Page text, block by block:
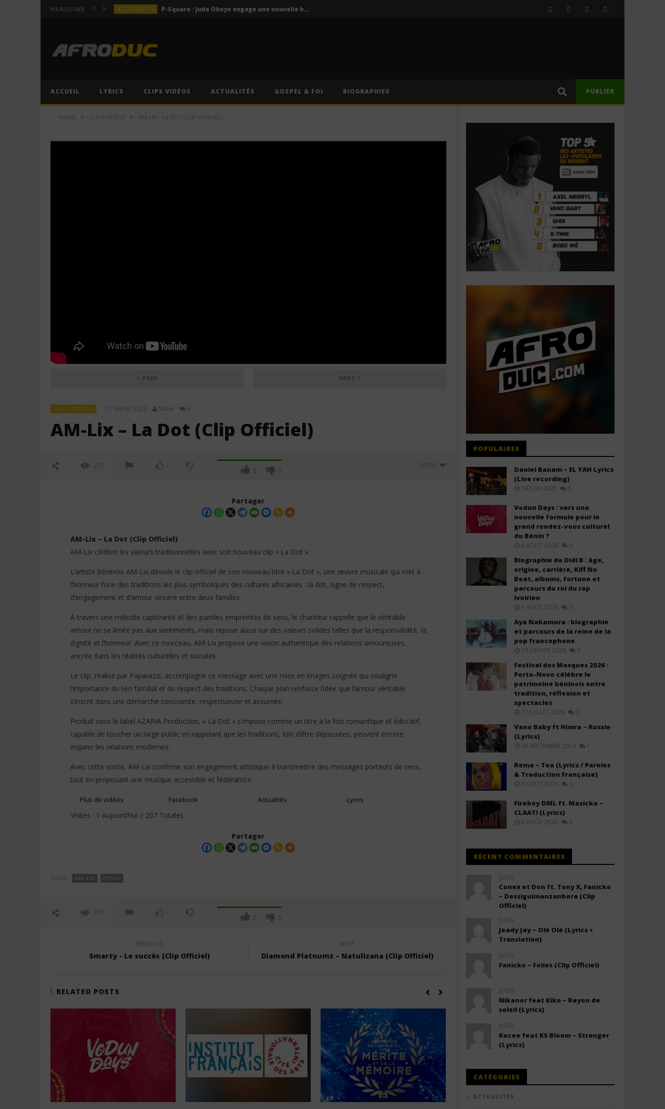
HEADLINE ACTUALITÉS P-Square : Jude Okoye engage une nouvelle bataille judiciaire contre Peter Okoye
LYRICS Lil Jay Bingerack ft. Gims – Caméra (Lyrics)
ACTUALITÉS P-Square : Jude Okoye engage une nouvelle bataille judiciaire contre Peter Okoye
ACCUEIL LYRICS CLIPS VIDÉOS ACTUALITÉS GOSPEL & FOI BIOGRAPHIES PUBLIER
HOME CLIPS VIDÉOS AM-LIX – LA DOT (CLIP OFFICIEL)
PREV NEXT
CLIPS VIDÉOS 12 février 2026 Stone 0
AM-Lix – La Dot (Clip Officiel)
207
2 0
MORE
NOW VIEWING
février
2026
Vodun Days : vers une nouvelle
formule pour le grand rendez-
12
février
Stone
Résidences artistiques à Paris :
2027-2028
12
février
2026
Mérite et Mémoire 2026 : les
légendes de la musique béninoise
à l'honneur avant la fête de
l'Indépendance
L’hymne national du
langues nationales
12
2026
Partager
AM-Lix – La Dot (Clip Officiel)
AM-Lix célèbre les valeurs traditionnelles avec son nouveau clip « La Dot »
L’artiste béninois AM-Lix dévoile le clip officiel de son nouveau titre « La Dot », une œuvre musicale qui met à
l’honneur l’une des traditions les plus symboliques des cultures africaines : la dot, signe de respect,
d’engagement et d’amour sincère entre deux familles.
À travers une mélodie captivante et des paroles empreintes de sens, le chanteur rappelle que le véritable
amour ne se limite pas aux sentiments, mais repose aussi sur des valeurs solides telles que la responsabilité, la
dignité et l’honneur. Avec ce morceau, AM-Lix propose une vision authentique des relations amoureuses,
ancrée dans les réalités culturelles et sociales.
Le clip, réalisé par Paparazzi, accompagne ce message avec une mise en images soignée qui souligne
l’importance du lien familial et du respect des traditions. Chaque plan renforce l’idée que l’amour véritable
s’inscrit dans une démarche consciente, respectueuse et assumée.
Produit sous le label AZARIA Production, « La Dot » s’impose comme un titre à la fois romantique et éducatif,
capable de toucher un large public en rappelant que les traditions, loin d’être dépassées, peuvent encore
inspirer les relations modernes.
Avec cette sortie, AM-Lix confirme son engagement artistique à transmettre des messages porteurs de sens,
tout en proposant une musique accessible et fédératrice.
Plus de vidéos Facebook Actualités Lyrics
Visites : 1 Aujourd’hui | 207 Totales
Partager
TAGS: AM-LIX BÉNIN
207
2 0
PREVIOUS
Smarty - Le succès (Clip Officiel)
NEXT
Diamond Platnumz – Natulizana (Clip Officiel)
RELATED POSTS
POPULAIRES
Daniel Banam – EL YAH Lyrics
(Live recording)
29 JUIN 2025 0
Vodun Days : vers une
nouvelle formule pour le
grand rendez-vous culturel
du Bénin ?
6 AOÛT 2026 0
Biographie de Didi B : âge,
origine, carrière, Kiff No
Beat, albums, fortune et
parcours du roi du rap
ivoirien
1 AOÛT 2026 0
Aya Nakamura : biographie
et parcours de la reine de la
pop francophone
19 JANVIER 2026 0
Festival des Masques 2026 :
Porto-Novo célèbre le
patrimoine béninois entre
tradition, réflexion et
spectacles
27 JUILLET 2026 0
Vano Baby ft Himra – Russie
(Lyrics)
26 SEPTEMBRE 2024 1
Rema – Tea (Lyrics / Paroles
& Traduction Française)
8 AOÛT 2026 0
Fireboy DML ft. Masicka –
CLAAT! (Lyrics)
8 AOÛT 2026 0
RÉCENT COMMENTAIRES
JULES
Conex et Don ft. Tony X, Fanicko
– Dessiguimanzanbera (Clip
Officiel)
JULES
Jeady Jay – Olé Olé (Lyrics +
Translation)
JULES
Fanicko – Folies (Clip Officiel)
JULES
Nikanor feat Kiko – Rayon de
soleil (Lyrics)
JULES
Kocee feat KS Bloom – Stranger
(Lyrics)
CATÉGORIES
ACTUALITÉS